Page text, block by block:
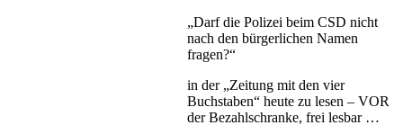
„Darf die Polizei beim CSD nicht
nach den bürgerlichen Namen
fragen?“
in der „Zeitung mit den vier
Buchstaben“ heute zu lesen – VOR
der Bezahlschranke, frei lesbar …